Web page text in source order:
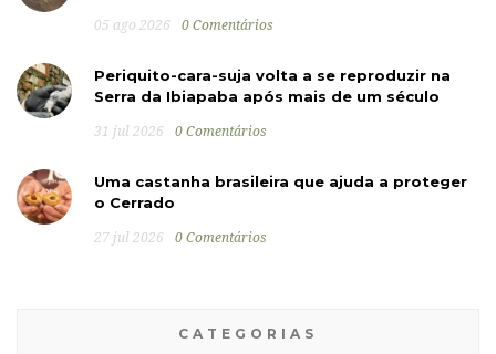
05 ago 2026 0 Comentários
Periquito-cara-suja volta a se reproduzir na
Serra da Ibiapaba após mais de um século
31 jul 2026 0 Comentários
Uma castanha brasileira que ajuda a proteger
o Cerrado
27 jul 2026 0 Comentários
CATEGORIAS